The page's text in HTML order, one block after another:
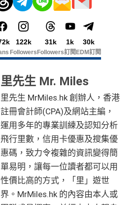
122k
Followers
31k
Followers
1k
訂閱
30k
EDM訂閱
里先生 Mr. Miles
里先生 MrMiles.hk 創辦人，香港
註冊會計師(CPA)及網站主編，
運用多年的專業訓練及認知分析
飛行里數，信用卡優惠及搜集優
惠碼，致力令複雜的資訊變得簡
單易明，讓每一位讀者都可以用
性價比高的方式，「里」遊世
界。MrMiles.hk 的內容由本人或